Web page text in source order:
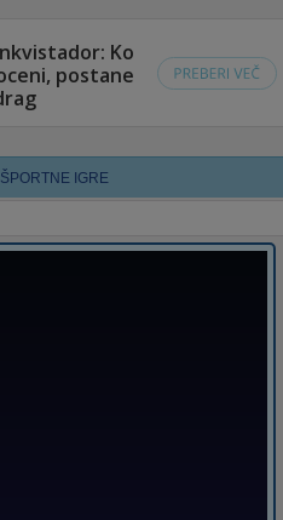
ŠPORTNE IGRE